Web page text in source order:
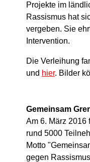
Projekte im
Rassismus hat
vergeben. Sie
Intervention.
Die Verleihung
und hier. Bilder
Gemeinsam
Am 6. März 2016
rund 5000
Motto
gegen